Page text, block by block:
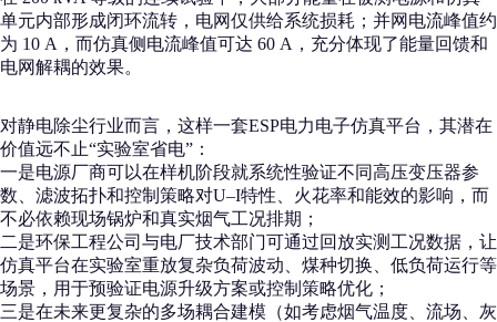
单元内部形成闭环流转，电网仅供给系统损耗；并网电流峰值约
为 10 A，而仿真侧电流峰值可达 60 A，充分体现了能量回馈和
电网解耦的效果。
对静电除尘行业而言，这样一套ESP电力电子仿真平台，其潜在
价值远不止“实验室省电”：
一是电源厂商可以在样机阶段就系统性验证不同高压变压器参
数、滤波拓扑和控制策略对U–I特性、火花率和能效的影响，而
不必依赖现场锅炉和真实烟气工况排期；
二是环保工程公司与电厂技术部门可通过回放实测工况数据，让
仿真平台在实验室重放复杂负荷波动、煤种切换、低负荷运行等
场景，用于预验证电源升级方案或控制策略优化；
三是在未来更复杂的多场耦合建模（如考虑烟气温度、流场、灰